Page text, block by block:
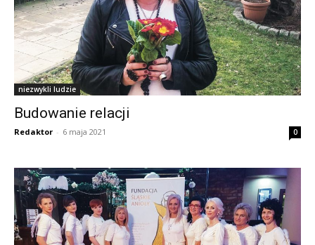
niezwykli ludzie
Budowanie relacji
Redaktor - 6 maja 2021 0